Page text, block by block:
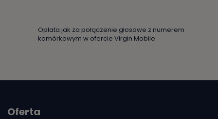
Opłata jak za połączenie głosowe z numerem
komórkowym w ofercie Virgin Mobile.
Oferta